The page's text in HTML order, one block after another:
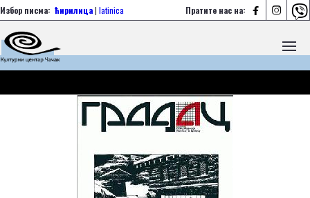
Пратите нас на:   
Избор писма: ћирилица| latinica